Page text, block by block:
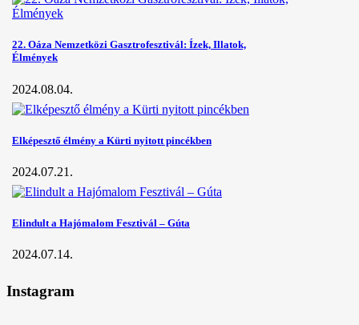
22. Oáza Nemzetközi Gasztrofesztivál: Ízek, Illatok,
Élmények
2024.08.04.
Elképesztő élmény a Kürti nyitott pincékben
2024.07.21.
Elindult a Hajómalom Fesztivál – Gúta
2024.07.14.
Instagram